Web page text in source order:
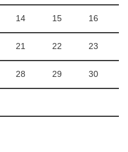
14 15 16
21 22 23
28 29 30